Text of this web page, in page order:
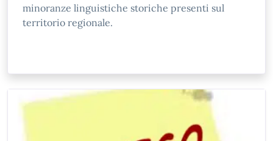
minoranze linguistiche storiche presenti sul
territorio regionale.